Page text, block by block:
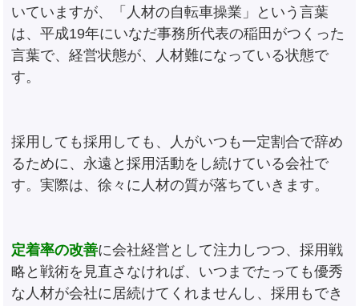
いていますが、「人材の自転車操業」という言葉
は、平成19年にいなだ事務所代表の稲田がつくった
言葉で、経営状態が、人材難になっている状態で
す。
採用しても採用しても、人がいつも一定割合で辞め
るために、永遠と採用活動をし続けている会社で
す。実際は、徐々に人材の質が落ちていきます。
定着率の改善に会社経営として注力しつつ、採用戦
略と戦術を見直さなければ、いつまでたっても優秀
な人材が会社に居続けてくれませんし、採用もでき